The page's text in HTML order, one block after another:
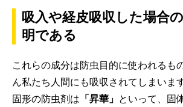
吸入や経皮吸収した場合
明である
これらの成分は防虫目的に使われるも
ん私たち人間にも吸収されてしまいます
固形の防虫剤は 「昇華」 といって、固